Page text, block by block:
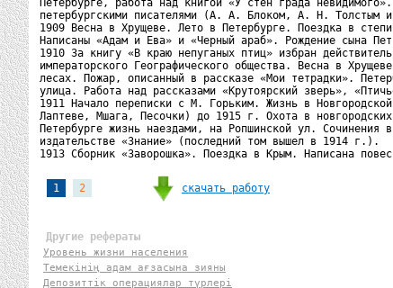
Петербурге, работа над книгой «У стен града
петербургскими писателями (А. А. Блоком, А. Н. Толстым
1909 Весна в Хрущеве. Лето в Петербурге. Поездка в
Написаны «Адам и Ева» и «Черный араб». Рождение сына
1910 За книгу «В краю непуганых птиц» избран
императорского Географического общества. Весна в
лесах. Пожар, описанный в рассказе «Мои тетрадки».
улица. Работа над рассказами «Крутоярский зверь»,
1911 Начало переписки с М. Горьким. Жизнь в
Лаптеве, Мшага, Песочки) до 1915 г. Охота в
Петербурге жизнь наездами, на Ропшинской ул. Сочинения
издательстве «Знание» (последний том вышел в 1914 г.).
1913 Сборник «Заворошка». Поездка в Крым. Написана
1 2 скачать работу
Другие рефераты
Уровень жизни населения
Темекінің адам ағзасына зияны
Депозиттік операциялар түрлері